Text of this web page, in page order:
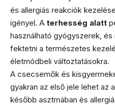
és allergiás reakciók
igényel. A terhesség alatt
használható gyógyszerek,
fektetni a természetes
életmódbeli változtatásokra.
A csecsemők és
gyakran az első jele lehet az
később asztmában és